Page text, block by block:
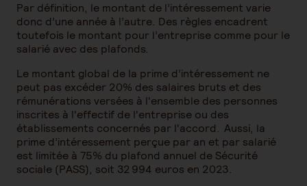
Par définition, le montant de l’intéressement varie
donc d’une année à l’autre. Des règles encadrent
toutefois le montant pour l’entreprise comme pour le
salarié avec des plafonds.
Le montant global de la prime d’intéressement ne
peut pas excéder 20% des salaires bruts et des
rémunérations versées à l'ensemble des personnes
inscrites à l'effectif de l'entreprise ou des
établissements concernés par l'accord. Aussi, la
prime d’intéressement perçue par an et par salarié
est limitée à 75% du plafond annuel de Sécurité
sociale (PASS), soit 32 994 euros en 2023.